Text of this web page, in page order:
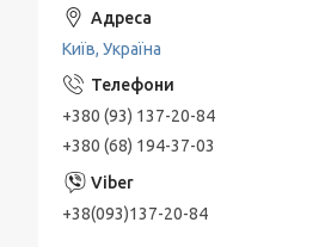
Київ, Україна
+380 (93) 137-20-84
+380 (68) 194-37-03
+38(093)137-20-84